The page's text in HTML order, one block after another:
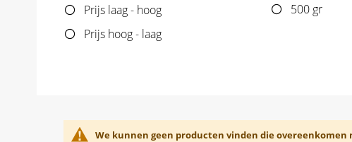
Prijs laag - hoog
Prijs hoog - laag
500 gr
We kunnen geen producten vinden die overeenkomen